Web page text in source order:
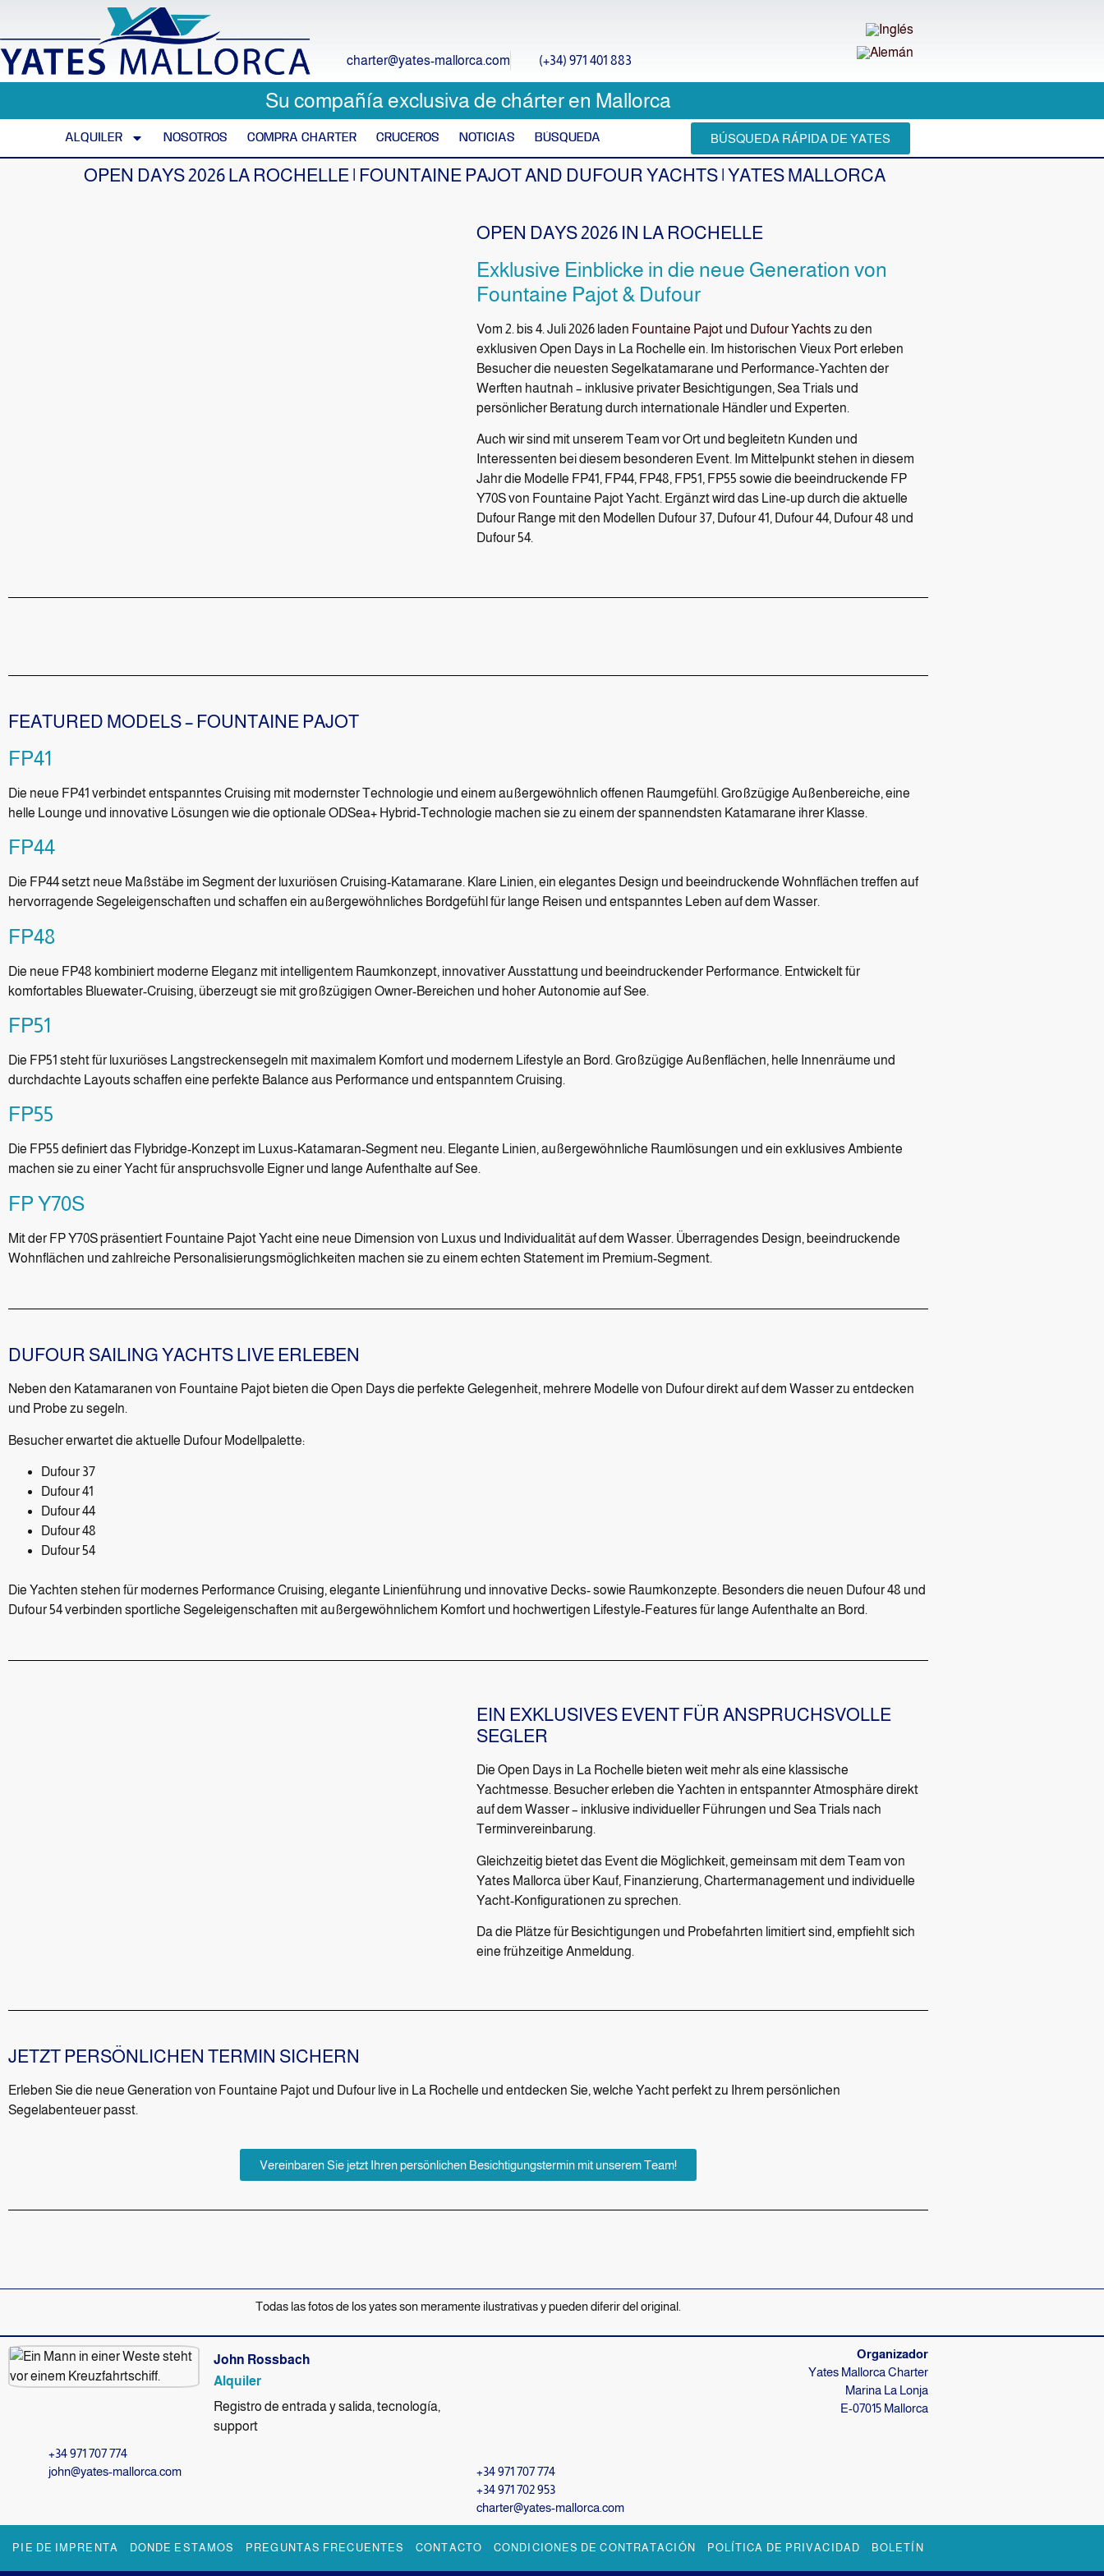
charter@yates-mallorca.com (+34) 971 401 883
Su compañía exclusiva de chárter en Mallorca
ALQUILER NOSOTROS COMPRA CHARTER CRUCEROS NOTICIAS BÚSQUEDA BÚSQUEDA RÁPIDA DE YATES
OPEN DAYS 2026 LA ROCHELLE | FOUNTAINE PAJOT AND DUFOUR YACHTS | YATES MALLORCA
OPEN DAYS 2026 IN LA ROCHELLE
Exklusive Einblicke in die neue Generation von
Fountaine Pajot & Dufour
Vom 2. bis 4. Juli 2026 laden Fountaine Pajot und Dufour Yachtszu den
exklusiven Open Days in La Rochelle ein. Im historischen Vieux Port erleben
Besucher die neuesten Segelkatamarane und Performance-Yachten der
Werften hautnah – inklusive privater Besichtigungen, Sea Trials und
persönlicher Beratung durch internationale Händler und Experten.
Auch wir sind mit unserem Team vor Ort und begleitetn Kunden und
Interessenten bei diesem besonderen Event. Im Mittelpunkt stehen in diesem
Jahr die Modelle FP41, FP44, FP48, FP51, FP55 sowie die beeindruckende FP
Y70S von Fountaine Pajot Yacht. Ergänzt wird das Line-up durch die aktuelle
Dufour Range mit den Modellen Dufour 37, Dufour 41, Dufour 44, Dufour 48 und
Dufour 54.
FEATURED MODELS – FOUNTAINE PAJOT
FP41
Die neue FP41 verbindet entspanntes Cruising mit modernster Technologie und einem außergewöhnlich offenen Raumgefühl. Großzügige Außenbereiche, eine
helle Lounge und innovative Lösungen wie die optionale ODSea+ Hybrid-Technologie machen sie zu einem der spannendsten Katamarane ihrer Klasse.
FP44
Die FP44 setzt neue Maßstäbe im Segment der luxuriösen Cruising-Katamarane. Klare Linien, ein elegantes Design und beeindruckende Wohnflächen treffen auf
hervorragende Segeleigenschaften und schaffen ein außergewöhnliches Bordgefühl für lange Reisen und entspanntes Leben auf dem Wasser.
FP48
Die neue FP48 kombiniert moderne Eleganz mit intelligentem Raumkonzept, innovativer Ausstattung und beeindruckender Performance. Entwickelt für
komfortables Bluewater-Cruising, überzeugt sie mit großzügigen Owner-Bereichen und hoher Autonomie auf See.
FP51
Die FP51 steht für luxuriöses Langstreckensegeln mit maximalem Komfort und modernem Lifestyle an Bord. Großzügige Außenflächen, helle Innenräume und
durchdachte Layouts schaffen eine perfekte Balance aus Performance und entspanntem Cruising.
FP55
Die FP55 definiert das Flybridge-Konzept im Luxus-Katamaran-Segment neu. Elegante Linien, außergewöhnliche Raumlösungen und ein exklusives Ambiente
machen sie zu einer Yacht für anspruchsvolle Eigner und lange Aufenthalte auf See.
FP Y70S
Mit der FP Y70S präsentiert Fountaine Pajot Yacht eine neue Dimension von Luxus und Individualität auf dem Wasser. Überragendes Design, beeindruckende
Wohnflächen und zahlreiche Personalisierungsmöglichkeiten machen sie zu einem echten Statement im Premium-Segment.
DUFOUR SAILING YACHTS LIVE ERLEBEN
Neben den Katamaranen von Fountaine Pajot bieten die Open Days die perfekte Gelegenheit, mehrere Modelle von Dufourdirekt auf dem Wasser zu entdecken
und Probe zu segeln.
Besucher erwartet die aktuelle Dufour Modellpalette:
Dufour 37
Dufour 41
Dufour 44
Dufour 48
Dufour 54
Die Yachten stehen für modernes Performance Cruising, elegante Linienführung und innovative Decks- sowie Raumkonzepte. Besonders die neuen Dufour 48 und
Dufour 54 verbinden sportliche Segeleigenschaften mit außergewöhnlichem Komfort und hochwertigen Lifestyle-Features für lange Aufenthalte an Bord.
EIN EXKLUSIVES EVENT FÜR ANSPRUCHSVOLLE
SEGLER
Die Open Days in La Rochelle bieten weit mehr als eine klassische
Yachtmesse. Besucher erleben die Yachten in entspannter Atmosphäre direkt
auf dem Wasser – inklusive individueller Führungen und Sea Trials nach
Terminvereinbarung.
Gleichzeitig bietet das Event die Möglichkeit, gemeinsam mit dem Team von
Yates Mallorca über Kauf, Finanzierung, Chartermanagement und individuelle
Yacht-Konfigurationen zu sprechen.
Da die Plätze für Besichtigungen und Probefahrten limitiert sind, empfiehlt sich
eine frühzeitige Anmeldung.
JETZT PERSÖNLICHEN TERMIN SICHERN
Erleben Sie die neue Generation von Fountaine Pajot und Dufour live in La Rochelle und entdecken Sie, welche Yacht perfekt zu Ihrem persönlichen
Segelabenteuer passt.
Vereinbaren Sie jetzt Ihren persönlichen Besichtigungstermin mit unserem Team!
Todas las fotos de los yates son meramente ilustrativas y pueden diferir del original.
John Rossbach
Alquiler
Registro de entrada y salida, tecnología,
support
+34 971 707 774
john@yates-mallorca.com
Organizador
Yates Mallorca Charter
Marina La Lonja
E-07015 Mallorca
Tu patrón lo sabe todo
+34 971 707 774
+34 971 702 953
charter@yates-mallorca.com
PIE DE IMPRENTA DONDE ESTAMOS PREGUNTAS FRECUENTES CONTACTO CONDICIONES DE CONTRATACIÓN POLÍTICA DE PRIVACIDAD BOLETÍN